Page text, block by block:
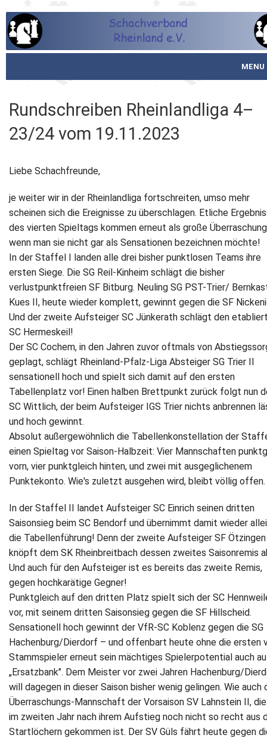
MENU
Schachjugend
Meistertafel
Fotos
Service
Newsletter
Kontakt
Impressum
Datenschutz
Rundschreiben Rheinlandliga 4–
23/24 vom 19.11.2023
Liebe Schachfreunde,
je weiter wir in der Rheinlandliga fortschreiten, umso mehr
scheinen sich die Ereignisse zu überschlagen. Etliche
des vierten Spieltags kommen erneut als große
wenn man sie nicht gar als Sensationen bezeichnen möchte!
In der Staffel I landen alle drei bisher punktlosen Teams ihre
ersten Siege. Die SG Reil-Kinheim schlägt die bisher
verlustpunktfreien SF Bitburg. Neuling SG PST-Trier/
Kues II, heute wieder komplett, gewinnt gegen die SF
Und der zweite Aufsteiger SC Jünkerath schlägt den
SC Hermeskeil!
Der SC Cochem, in den Jahren zuvor oftmals von
geplagt, schlägt Rheinland-Pfalz-Liga Absteiger SG Trier II
sensationell hoch und spielt sich damit auf den ersten
Tabellenplatz vor! Einen halben Brettpunkt zurück folgt nun
SC Wittlich, der beim Aufsteiger IGS Trier nichts anbrennen
und hoch gewinnt.
Absolut außergewöhnlich die Tabellenkonstellation der
einen Spieltag vor Saison-Halbzeit: Vier Mannschaften
vorn, vier punktgleich hinten, und zwei mit ausgeglichenem
Punktekonto. Wie's zuletzt ausgehen wird, bleibt völlig offen.
In der Staffel II landet Aufsteiger SC Einrich seinen dritten
Saisonsieg beim SC Bendorf und übernimmt damit wieder
die Tabellenführung! Denn der zweite Aufsteiger SF Ötzingen
knöpft dem SK Rheinbreitbach dessen zweites Saisonremis
Und auch für den Aufsteiger ist es bereits das zweite Remis,
gegen hochkarätige Gegner!
Punktgleich auf den dritten Platz spielt sich der SC
vor, mit seinem dritten Saisonsieg gegen die SF Hillscheid.
Sensationell hoch gewinnt der VfR-SC Koblenz gegen die SG
Hachenburg/Dierdorf – und offenbart heute ohne die ersten
Stammspieler erneut sein mächtiges Spielerpotential auch
„Ersatzbank". Dem Meister vor zwei Jahren Hachenburg/
will dagegen in dieser Saison bisher wenig gelingen. Wie auch
Überraschungs-Mannschaft der Vorsaison SV Lahnstein II,
im zweiten Jahr nach ihrem Aufstieg noch nicht so recht aus
Startlöchern gekommen ist. Der SV Güls fährt heute gegen